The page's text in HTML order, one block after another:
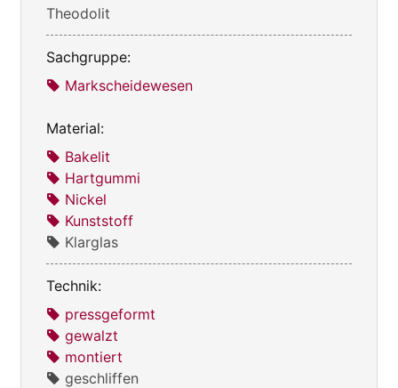
Theodolit
Sachgruppe:
Markscheidewesen
Material:
Bakelit
Hartgummi
Nickel
Kunststoff
Klarglas
Technik:
pressgeformt
gewalzt
montiert
geschliffen